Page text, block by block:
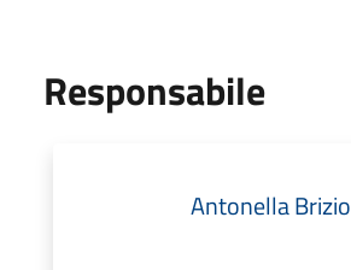
Responsabile
Antonella Brizio